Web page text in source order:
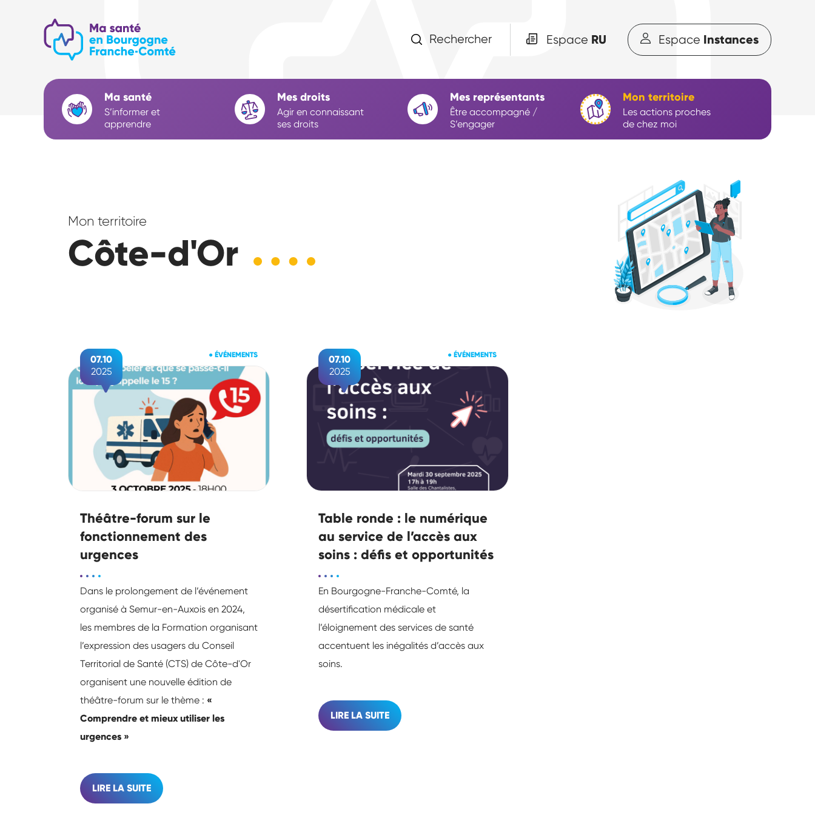
contenu
Rechercher Espace RU Espace Instances
Navigation
principale
Ma santé
S’informer et
apprendre
Mes droits
Agir en connaissant
ses droits
Mes représentants
Être accompagné /
S’engager
Mon territoire
Les actions proches
de chez moi
Mon territoire
Côte-d'Or
07.10
2025
●ÉVÉNEMENTS
Théâtre-forum sur le
fonctionnement des
urgences
Dans le prolongement de l’événement
organisé à Semur-en-Auxois en 2024,
les membres de la Formation organisant
l’expression des usagers du Conseil
Territorial de Santé (CTS) de Côte-d'Or
organisent une nouvelle édition de
théâtre-forum sur le thème : «
Comprendre et mieux utiliser les
urgences »
LIRE LA SUITE
07.10
2025
● ÉVÉNEMENTS
Table ronde : le numérique
au service de l’accès aux
soins : défis et opportunités
En Bourgogne-Franche-Comté, la
désertification médicale et
l’éloignement des services de santé
accentuent les inégalités d’accès aux
soins.
LIRE LA SUITE